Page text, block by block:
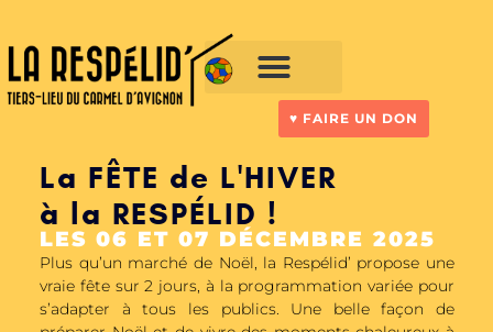
♥︎ FAIRE UN DON
La FÊTE de L'HIVER
à la RESPÉLID !
LES 06 ET 07 DÉCEMBRE 2025
Plus qu’un marché de Noël, la Respélid’ propose une
vraie fêtesur 2 jours, à la programmation variée pour
s’adapter à tous les publics. Une belle façon de